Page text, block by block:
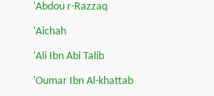
'Abdou r-Razzaq
'Aichah
'Ali Ibn Abi Talib
'Oumar Ibn Al-khattab